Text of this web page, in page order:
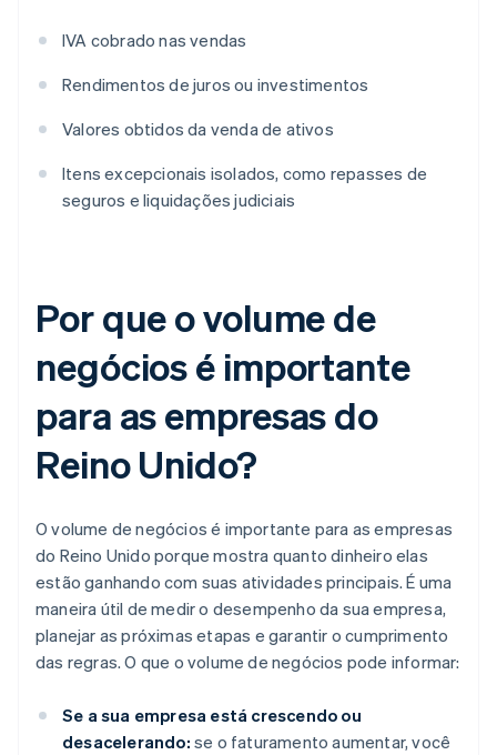
IVA cobrado nas vendas
Rendimentos de juros ou investimentos
Valores obtidos da venda de ativos
Itens excepcionais isolados, como repasses de
seguros e liquidações judiciais
Por que o volume de
negócios é importante
para as empresas do
Reino Unido?
O volume de negócios é importante para as empresas
do Reino Unido porque mostra quanto dinheiro elas
estão ganhando com suas atividades principais. É uma
maneira útil de medir o desempenho da sua empresa,
planejar as próximas etapas e garantir o cumprimento
das regras. O que o volume de negócios pode informar:
Se a sua empresa está crescendo ou
desacelerando: se o faturamento aumentar, você